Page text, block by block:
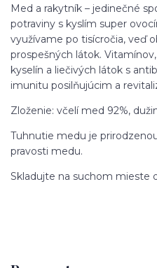
Med a rakytník – jedinečné
potraviny s kyslím super
využívame po tisícročia, veď
prospešných látok.
kyselín a liečivých látok s
imunitu posilňujúcim a
Zloženie: včelí med 92%,
Tuhnutie medu je
pravosti medu.
Skladujte na suchom mieste